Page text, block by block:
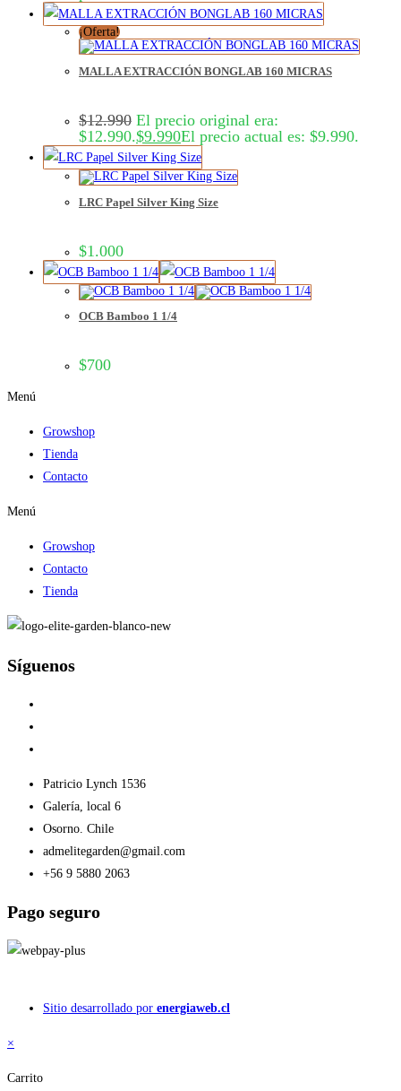
¡Oferta!
MALLA EXTRACCIÓN BONGLAB 160 MICRAS
$12.990 El precio original era:
$12.990.$9.990El precio actual es: $9.990.
LRC Papel Silver King Size
$1.000
OCB Bamboo 1 1/4
$700
Menú
Growshop
Tienda
Contacto
Menú
Growshop
Contacto
Tienda
Síguenos
Patricio Lynch 1536
Galería, local 6
Osorno. Chile
admelitegarden@gmail.com
+56 9 5880 2063
Pago seguro
Sitio desarrollado por energiaweb.cl
×
Carrito